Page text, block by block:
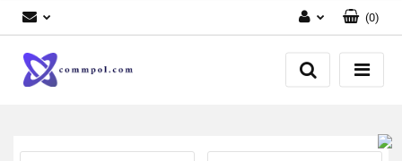
Zaloguj się
Zarejestruj się
(0)